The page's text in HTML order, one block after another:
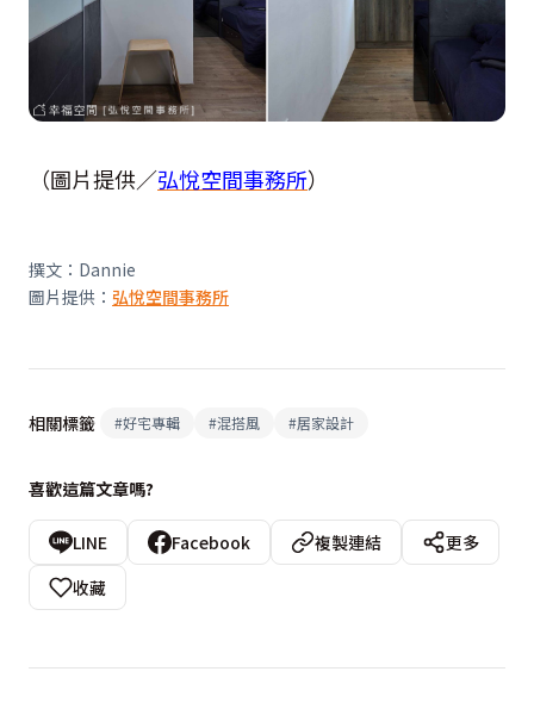
（圖片提供／弘悅空間事務所）
撰文：Dannie
圖片提供： 弘悅空間事務所
相關標籤 #好宅專輯 #混搭風 #居家設計
喜歡這篇文章嗎?
LINE Facebook 複製連結
更多
收藏